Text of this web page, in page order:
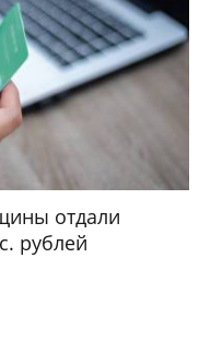
отдали
рублей